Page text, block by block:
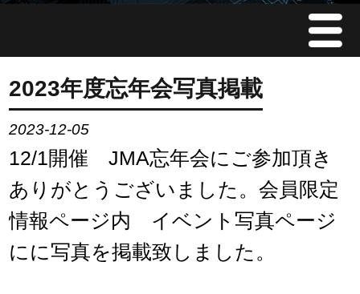
Menu
JMAについて
会員情報
イベント案内
ご入会案内
会員限定情報
2023年度忘年会写真掲載
2023-12-05
12/1開催 JMA忘年会にご参加頂き
ありがとうございました。会員限定
情報ページ内 イベント写真ページ
にに写真を掲載致しました。